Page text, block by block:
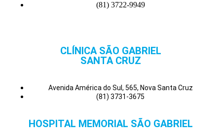
(81) 3722-9949
CLÍNICA SÃO GABRIEL
SANTA CRUZ
Avenida América do Sul, 565, Nova Santa Cruz
(81) 3731-3675
HOSPITAL MEMORIAL SÃO GABRIEL